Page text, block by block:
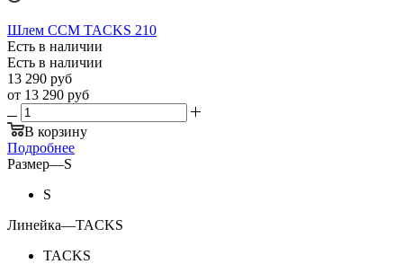
Шлем CCM TACKS 210
Есть в наличии
Есть в наличии
13 290 руб
от 13 290 руб
В корзину
Подробнее
Размер—S
S
Линейка—TACKS
TACKS